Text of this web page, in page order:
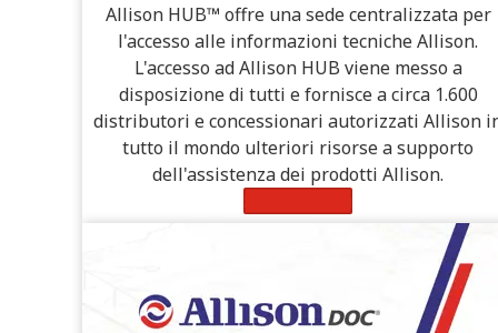
Allison HUB™ offre una sede centralizzata per
l'accesso alle informazioni tecniche Allison.
L'accesso ad Allison HUB viene messo a
disposizione di tutti e fornisce a circa 1.600
distributori e concessionari autorizzati Allison
tutto il mondo ulteriori risorse a supporto
dell'assistenza dei prodotti Allison.